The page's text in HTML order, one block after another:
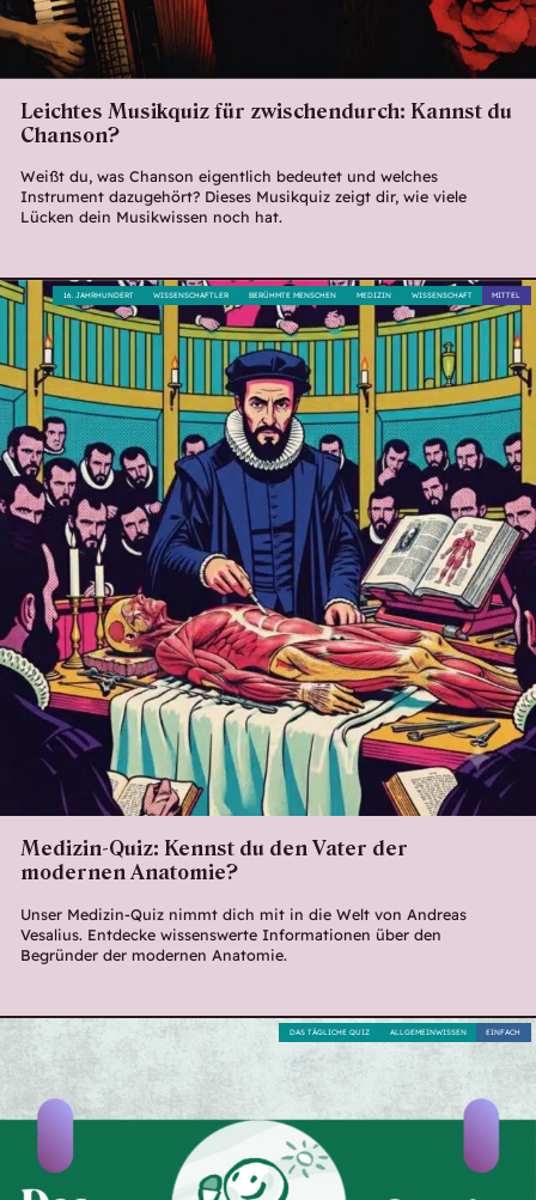
Leichtes Musikquiz für zwischendurch: Kannst du
Chanson?
Weißt du, was Chanson eigentlich bedeutet und welches
Instrument dazugehört? Dieses Musikquiz zeigt dir, wie viele
Lücken dein Musikwissen noch hat.
Medizin-Quiz: Kennst du den Vater der
modernen Anatomie?
Unser Medizin-Quiz nimmt dich mit in die Welt von Andreas
Vesalius. Entdecke wissenswerte Informationen über den
Begründer der modernen Anatomie.
MITTEL
WISSENSCHAFT
MEDIZIN
BERÜHMTE MENSCHEN
WISSENSCHAFTLER
16. JAHRHUNDERT
EINFACH
ALLGEMEINWISSEN
DAS TÄGLICHE QUIZ